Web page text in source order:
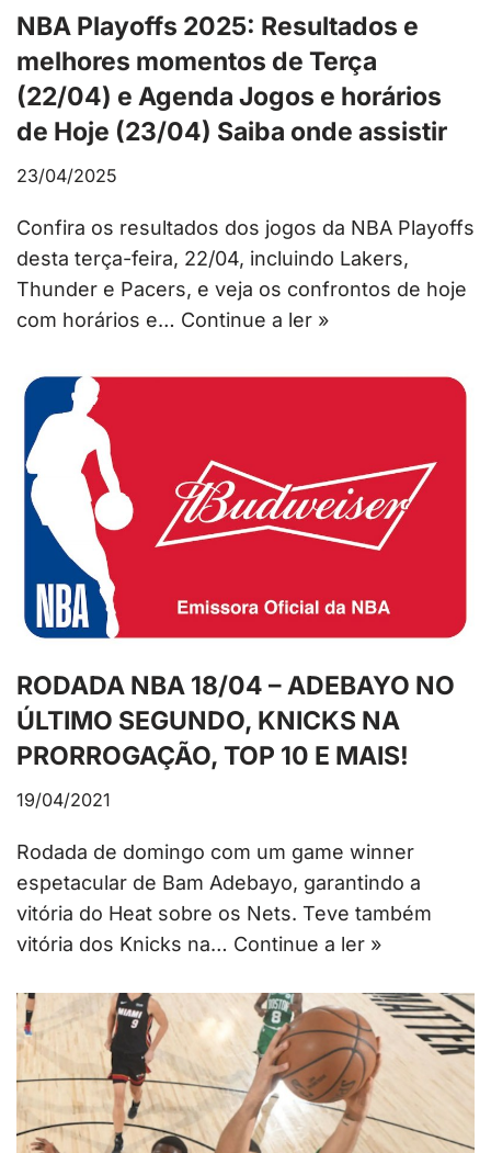
NBA Playoffs 2025: Resultados e
melhores momentos de Terça
(22/04) e Agenda Jogos e horários
de Hoje (23/04) Saiba onde assistir
23/04/2025
Confira os resultados dos jogos da NBA Playoffs
desta terça-feira, 22/04, incluindo Lakers,
Thunder e Pacers, e veja os confrontos de hoje
com horários e… Continue a ler »
RODADA NBA 18/04 – ADEBAYO NO
ÚLTIMO SEGUNDO, KNICKS NA
PRORROGAÇÃO, TOP 10 E MAIS!
19/04/2021
Rodada de domingo com um game winner
espetacular de Bam Adebayo, garantindo a
vitória do Heat sobre os Nets. Teve também
vitória dos Knicks na… Continue a ler »